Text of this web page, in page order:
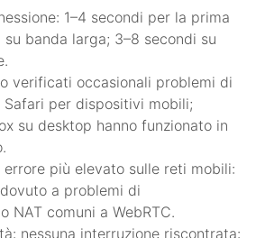
1–4 secondi per la prima
su banda larga; 3–8 secondi su
verificati occasionali problemi di
Safari per dispositivi mobili;
su desktop hanno funzionato in
errore più elevato sulle reti mobili:
a problemi di
NAT comuni a WebRTC.
nessuna interruzione riscontrata: